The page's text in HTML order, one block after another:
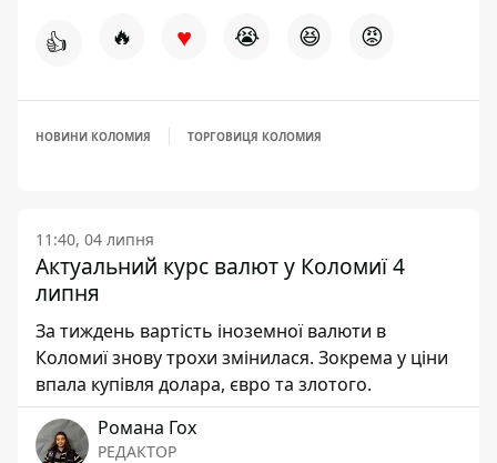
👍 🔥 ♥ 😭 😆 😡
НОВИНИ КОЛОМИЯ ТОРГОВИЦЯ КОЛОМИЯ
11:40, 04 липня
Актуальний курс валют у Коломиї 4
липня
За тиждень вартість іноземної валюти в
Коломиї знову трохи змінилася. Зокрема у ціни
впала купівля долара, євро та злотого.
Романа Гох
РЕДАКТОР